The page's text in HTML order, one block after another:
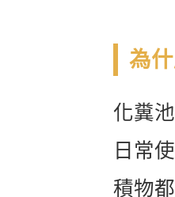
為
化糞
日常
積物